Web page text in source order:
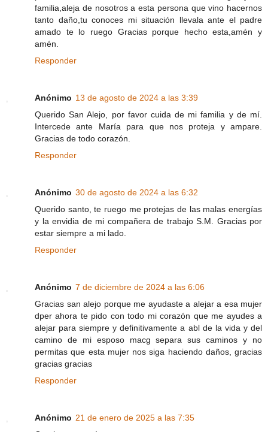
familia,aleja de nosotros a esta persona que vino hacernos
tanto daño,tu conoces mi situación llevala ante el padre
amado te lo ruego Gracias porque hecho esta,amén y
amén.
Responder
Anónimo 13 de agosto de 2024 a las 3:39
Querido San Alejo, por favor cuida de mi familia y de mí.
Intercede ante María para que nos proteja y ampare.
Gracias de todo corazón.
Responder
Anónimo 30 de agosto de 2024 a las 6:32
Querido santo, te ruego me protejas de las malas energías
y la envidia de mi compañera de trabajo S.M. Gracias por
estar siempre a mi lado.
Responder
Anónimo 7 de diciembre de 2024 a las 6:06
Gracias san alejo porque me ayudaste a alejar a esa mujer
dper ahora te pido con todo mi corazón que me ayudes a
alejar para siempre y definitivamente a abl de la vida y del
camino de mi esposo macg separa sus caminos y no
permitas que esta mujer nos siga haciendo daños, gracias
gracias gracias
Responder
Anónimo 21 de enero de 2025 a las 7:35